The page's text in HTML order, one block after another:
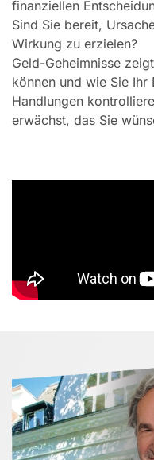
finanziellen
Sind Sie bereit,
Wirkung zu erzielen?
Geld-Geheimnisse
können und wie Sie Ihr
Handlungen
erwächst, das Sie